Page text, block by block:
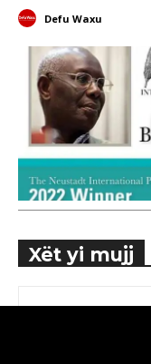
Defu Waxu
Xët yi mujj